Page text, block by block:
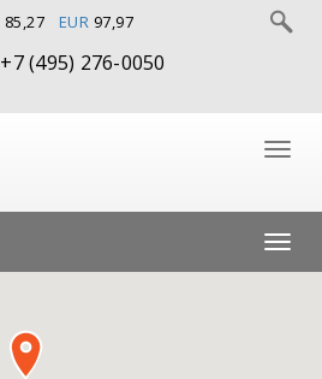
85,27 EUR 97,97
+7 (495) 276-0050